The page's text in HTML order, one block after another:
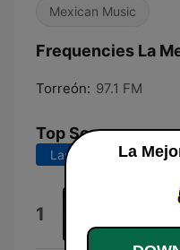
Mexican Music
Frequencies La
Torreón: 97.1 FM
Top Songs
Last 7 days Last
1 Nomas
Los
La